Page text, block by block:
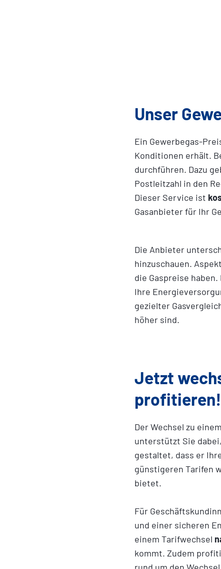
Unser
Ein Gewerbegas-
Konditionen erhält.
durchführen. Dazu
Postleitzahl in den
Dieser Service ist
Die Anbieter
hinzuschauen.
die Gaspreise
Ihre
gezielter
höher sind.
Jetzt
profitieren!
Der Wechsel zu
unterstützt Sie dabei,
gestaltet, dass er
günstigeren Tarifen
bietet.
Für
und einer sicheren
einem Tarifwechsel
kommt. Zudem